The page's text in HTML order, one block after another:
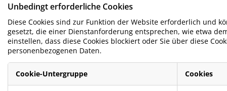
und Zubehör
und Zubehör
Unbedingt erforderliche Cookies
Diese Cookies sind zur Funktion der Website erforderlich und
gesetzt, die einer Dienstanforderung entsprechen, wie etwa
einstellen, dass diese Cookies blockiert oder Sie über diese
personenbezogenen Daten.
Cookie-Untergruppe Cookies